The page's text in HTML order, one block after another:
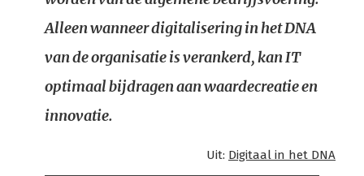
Alleen wanneer digitalisering in het DNA
van de organisatie is verankerd, kan IT
optimaal bijdragen aan waardecreatie en
innovatie.
Uit: Digitaal in het DNA